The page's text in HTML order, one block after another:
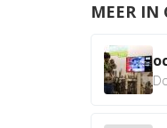
MEER IN